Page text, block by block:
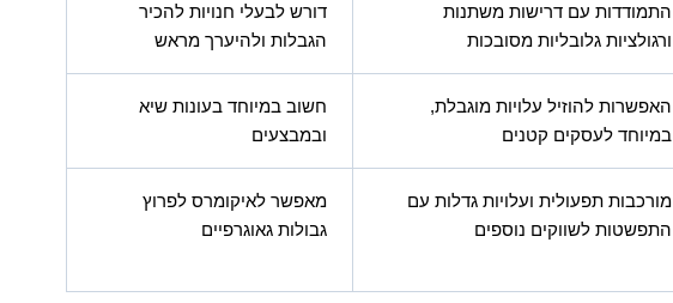
התמודדות עם דרישות משתנות
ורגולציות גלובליות מסובכות
דורש לבעלי חנויות להכיר
הגבלות ולהיערך מראש
האפשרות להוזיל עלויות מוגבלת,
במיוחד לעסקים קטנים
חשוב במיוחד בעונות שיא
ובמבצעים
מורכבות תפעולית ועלויות גדלות עם
התפשטות לשווקים נוספים
מאפשר לאיקומרס לפרוץ
גבולות גאוגרפיים